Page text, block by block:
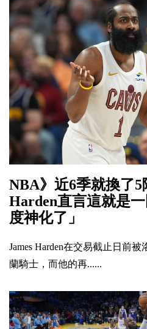
NBA》近6季就換了5
Harden直言這就是
度神化了」
James Harden在交易截止日前
蘭騎士，而他的再......